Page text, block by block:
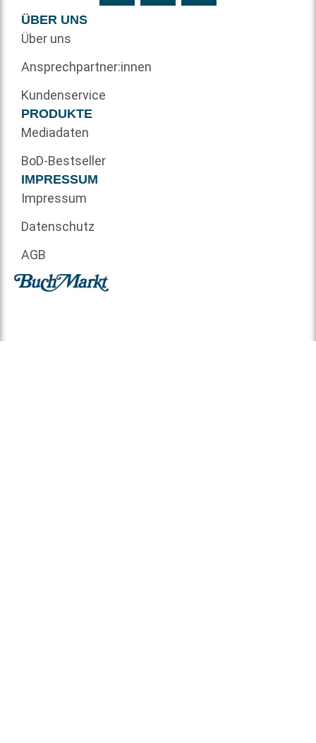
ÜBER UNS
Über uns
Ansprechpartner:innen
Kundenservice
PRODUKTE
Mediadaten
BoD-Bestseller
IMPRESSUM
Impressum
Datenschutz
AGB